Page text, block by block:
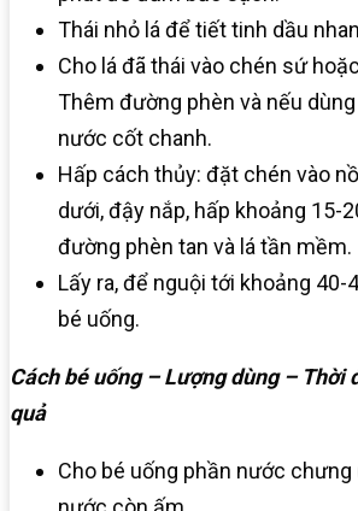
Thái nhỏ lá để tiết tinh dầu
Cho lá đã thái vào chén sứ
Thêm đường phèn và nếu
nước cốt chanh.
Hấp cách thủy: đặt chén vào
dưới, đậy nắp, hấp khoảng 15-
đường phèn tan và lá tần mềm.
Lấy ra, để nguội tới khoảng 40-
bé uống.
Cách bé uống – Lượng dùng – Thời
quả
Cho bé uống phần nước